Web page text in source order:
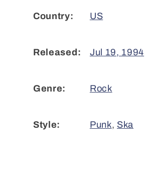
Country: US
Released: Jul 19, 1994
Genre: Rock
Style: Punk, Ska